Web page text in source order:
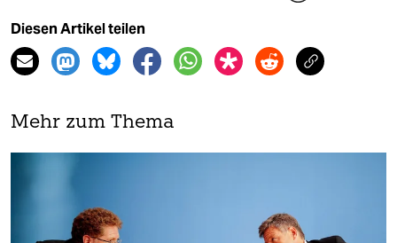
Diesen Artikel teilen
Mehr zum Thema